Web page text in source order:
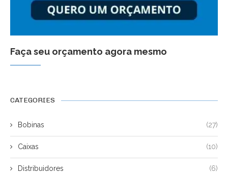
Faça seu orçamento agora mesmo
CATEGORIES
Bobinas (27)
Caixas (10)
Distribuidores (6)